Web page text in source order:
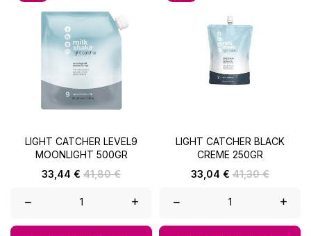
LIGHT CATCHER LEVEL9
MOONLIGHT 500GR
Prix
33,44 € Prix
41,80 €
– +
LIGHT CATCHER BLACK
CREME 250GR
Prix
33,04 € Prix
41,30 €
– +